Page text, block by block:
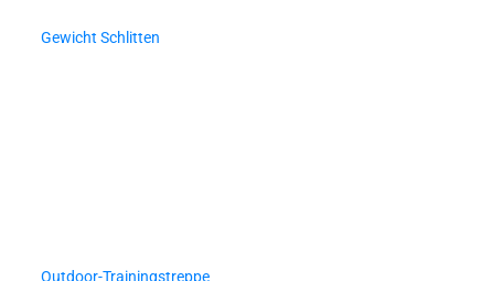
Gewicht Schlitten
Outdoor-Trainingstreppe